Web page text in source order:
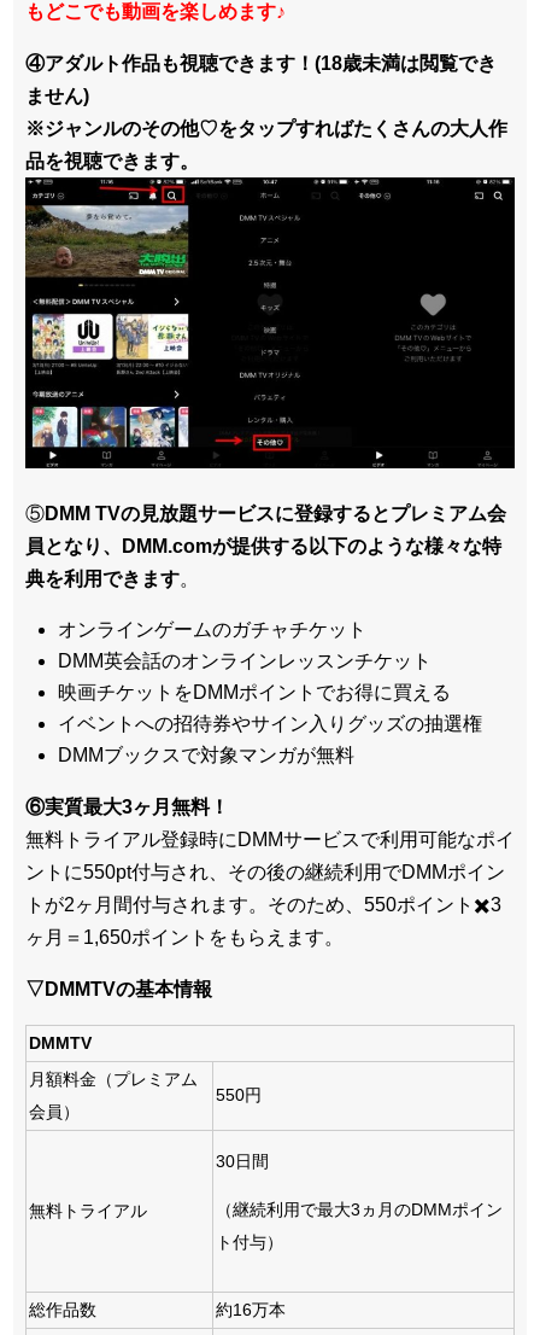
もどこでも動画を楽しめます♪
④アダルト作品も視聴できます！(18歳未満は閲覧でき
ません)
※ジャンルのその他♡をタップすればたくさんの大人作
品を視聴できます。
⑤DMM TVの見放題サービスに登録するとプレミアム会
員となり、DMM.comが提供する以下のような様々な特
典を利用できます。
オンラインゲームのガチャチケット
DMM英会話のオンラインレッスンチケット
映画チケットをDMMポイントでお得に買える
イベントへの招待券やサイン入りグッズの抽選権
DMMブックスで対象マンガが無料
⑥実質最大3ヶ月無料！
無料トライアル登録時にDMMサービスで利用可能なポイ
ントに550pt付与され、その後の継続利用でDMMポイン
トが2ヶ月間付与されます。そのため、550ポイント✖️3
ヶ月＝1,650ポイントをもらえます。
▽DMMTVの基本情報
DMMTV
月額料金（プレミアム
会員）
550円
無料トライアル
30日間
（継続利用で最大3ヵ月のDMMポイン
ト付与）
総作品数
約16万本